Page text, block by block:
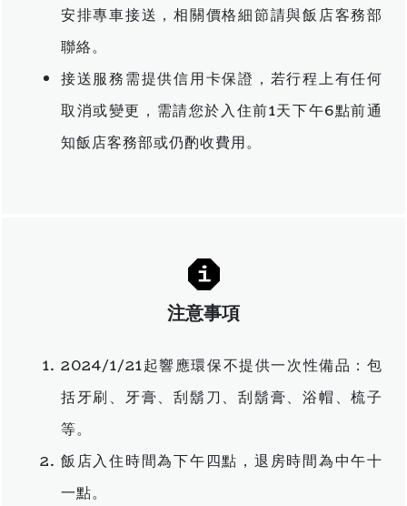
安排專車接送，相關價格細節請與飯店客務部
聯絡。
接送服務需提供信用卡保證，若行程上有任何
取消或變更，需請您於入住前1天下午6點前通
知飯店客務部或仍酌收費用。
注意事項
2024/1/21起響應環保不提供一次性備品：包
括牙刷、牙膏、刮鬍刀、刮鬍膏、浴帽、梳子
等。
飯店入住時間為下午四點，退房時間為中午十
一點。